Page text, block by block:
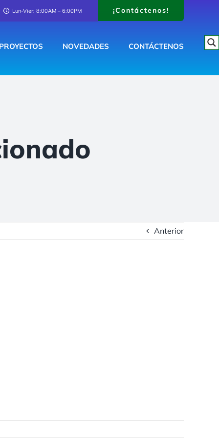
Lun-Vier: 8:00AM – 6:00PM ¡Contáctenos!
NOVEDADES CONTÁCTENOS
Anterior